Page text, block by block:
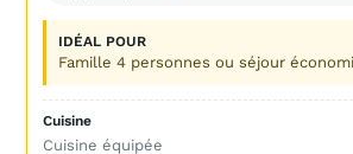
IDÉAL POUR
Famille 4 personnes ou séjour
Cuisine
Cuisine équipée